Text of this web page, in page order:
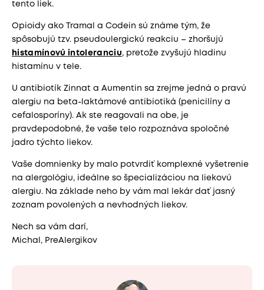
tento liek.
Opioidy ako Tramal a Codein sú známe tým, že
spôsobujú tzv. pseudoulergickú reakciu – zhoršujú
histamínovú intoleranciu, pretože zvyšujú hladinu
histamínu v tele.
U antibiotík Zinnat a Aumentin sa zrejme jedná o pravú
alergiu na beta-laktámové antibiotiká (penicilíny a
cefalosporíny). Ak ste reagovali na obe, je
pravdepodobné, že vaše telo rozpoznáva spoločné
jadro týchto liekov.
Vaše domnienky by malo potvrdiť komplexné vyšetrenie
na alergológiu, ideálne so špecializáciou na liekovú
alergiu. Na základe neho by vám mal lekár dať jasný
zoznam povolených a nevhodných liekov.
Nech sa vám darí,
Michal, PreAlergikov